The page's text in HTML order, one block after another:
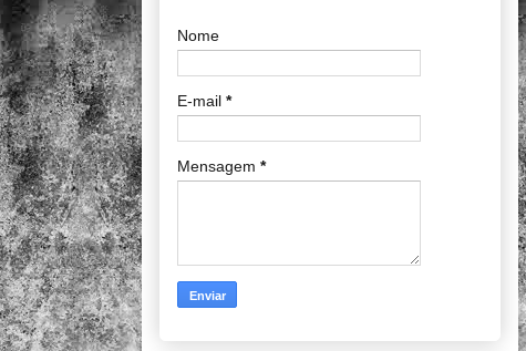
Nome
E-mail *
Mensagem *